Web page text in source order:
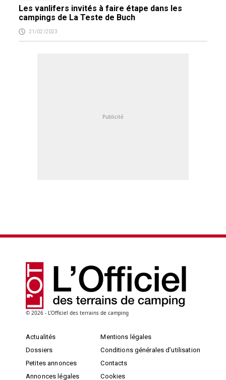
Les vanlifers invités à faire étape dans les
campings de La Teste de Buch
21/02/2023
© 2026 - L'Officiel des terrains de camping
Actualités
Dossiers
Petites annonces
Annonces légales
Mentions légales
Conditions générales d’utilisation
Contacts
Cookies